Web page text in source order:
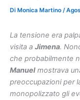
Di Monica Martino /
La tensione era
visita a Jimena.
che probabilmente
Manuel mostrava
preoccupazioni per
monopolizzato gli